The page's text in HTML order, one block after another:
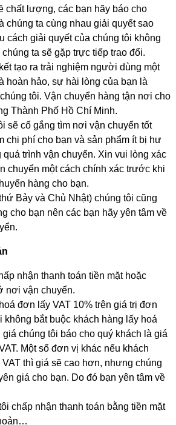
chất lượng, các bạn hãy báo cho
chúng ta cùng nhau giải quyết sao
cách giải quyết của chúng tôi không
ta sẽ gặp trực tiếp trao đổi.
tạo ra trải nghiệm người dùng một
hoàn hảo, sự hài lòng của bạn là
tôi. Vận chuyển hàng tận nơi cho
Thành Phố Hồ Chí Minh.
sẽ cố gắng tìm nơi vận chuyển tốt
chi phí cho bạn và sản phẩm ít bị hư
quá trình vận chuyển. Xin vui lòng xác
chuyển một cách chính xác trước khi
hàng cho bạn.
Bảy và Chủ Nhật) chúng tôi cũng
cho bạn nên các bạn hãy yên tâm về
nhận thanh toán tiền mặt hoặc
nơi vận chuyển.
đơn lấy VAT 10% trên giá trị đơn
không bắt buộc khách hàng lấy hoá
giá chúng tôi báo cho quý khách là giá
Một số đơn vị khác nếu khách
VAT thì giá sẽ cao hơn, nhưng chúng
giá cho bạn. Do đó bạn yên tâm về
chấp nhận thanh toán bằng tiền mặt